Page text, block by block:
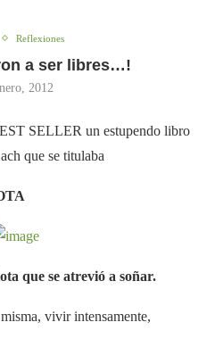
Reflexiones
a ser libres…!
2012
SELLER un estupendo libro
que se titulaba
que se atrevió a soñar.
vivir intensamente,